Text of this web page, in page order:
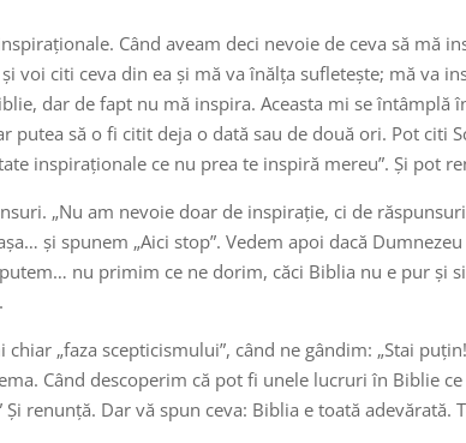
Când aveam deci nevoie de ceva să mă
citi ceva din ea și mă va înălța sufletește; mă va
dar de fapt nu mă inspira. Aceasta mi se întâmplă
putea să o fi citit deja o dată sau de două ori. Pot citi
inspiraționale ce nu prea te inspiră mereu”. Și pot
„Nu am nevoie doar de inspirație, ci de
și spunem „Aici stop”. Vedem apoi dacă
nu primim ce ne dorim, căci Biblia nu e pur și
„faza scepticismului”, când ne gândim: „Stai
Când descoperim că pot fi unele lucruri în Biblie
renunță. Dar vă spun ceva: Biblia e toată adevărată.